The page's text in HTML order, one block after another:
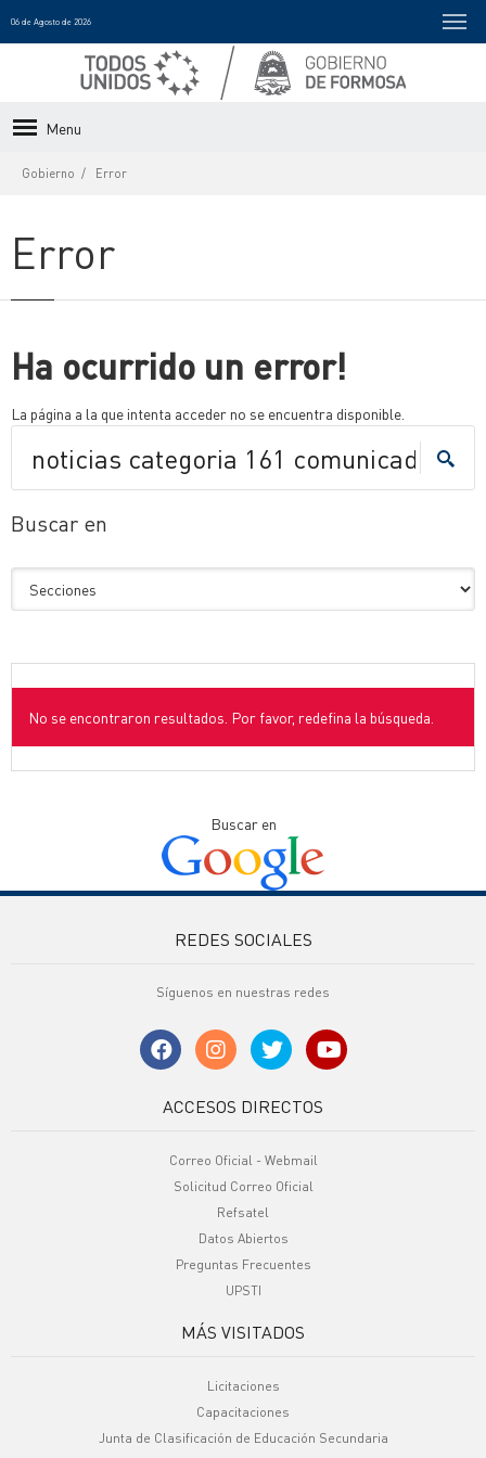
06 de Agosto de 2026
Menu
Gobierno Error
Error
Ha ocurrido un error!
La página a la que intenta acceder no se encuentra disponible.
Buscar en
No se encontraron resultados. Por favor, redefina la búsqueda.
Buscar en
REDES SOCIALES
Síguenos en nuestras redes
ACCESOS DIRECTOS
Correo Oficial - Webmail
Solicitud Correo Oficial
Refsatel
Datos Abiertos
Preguntas Frecuentes
UPSTI
MÁS VISITADOS
Licitaciones
Capacitaciones
Junta de Clasificación de Educación Secundaria